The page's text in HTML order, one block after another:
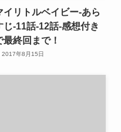
イリトルベイビー-あら
じ-11話-12話-感想付き
最終回まで！
2017年8月15日